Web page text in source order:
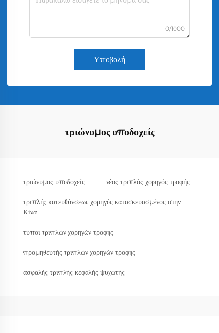
0/1000
Υποβολή
τριώνυμος υποδοχείς
τριώνυμος υποδοχείς νέος τριπλός χορηγός τροφής
τριπλής κατευθύνσεως χορηγός κατασκευασμένος στην
Κίνα
τύποι τριπλών χορηγών τροφής
προμηθευτής τριπλών χορηγών τροφής
ασφαλής τριπλής κεφαλής ψυχωτής